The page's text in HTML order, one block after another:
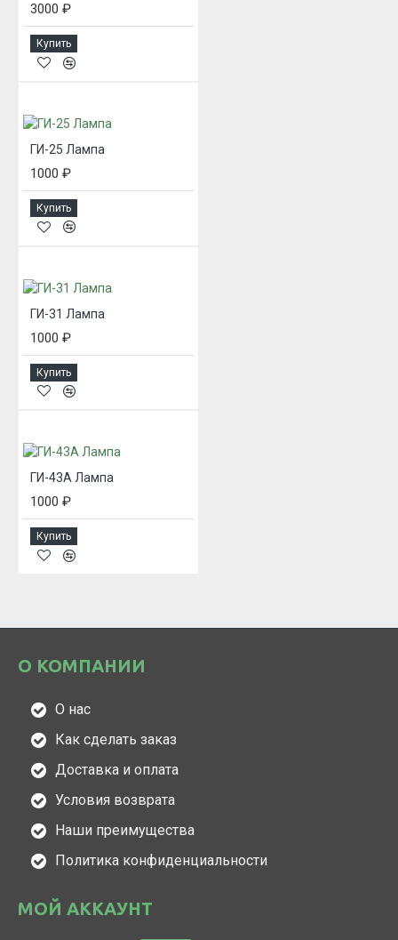
3000 ₽
Купить
ГИ-25 Лампа
1000 ₽
Купить
ГИ-31 Лампа
1000 ₽
Купить
ГИ-43А Лампа
1000 ₽
Купить
О КОМПАНИИ
О нас
Как сделать заказ
Доставка и оплата
Условия возврата
Наши преимущества
Политика конфиденциальности
МОЙ АККАУНТ